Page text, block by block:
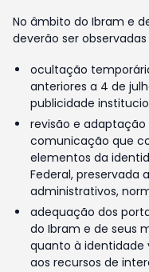
No âmbito do Ibram e
deverão ser
ocultação
anteriores a 4 de
publicidade
revisão e
comunicação que
elementos da
Federal, preservada
administrativos,
adequação dos
do Ibram e de seus
quanto à identidade
aos recursos de